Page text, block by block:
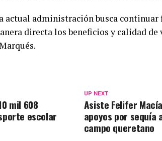
actual administración busca
directa los beneficios y calidad
UP NEXT
Asiste Felifer
apoyos por sequía
campo queretano
mil 608
escolar